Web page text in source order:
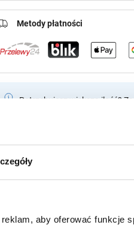
aby oferować funkcje
Potrzebujesz większą ilość?
Metody płatności
klientów